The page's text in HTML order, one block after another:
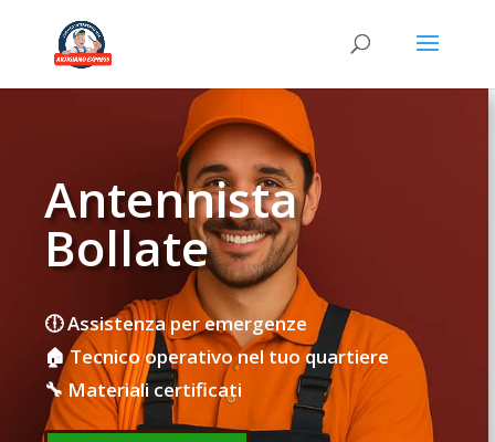
Antennista
Bollate
🕕 Assistenza per emergenze
🏠 Tecnico operativo nel tuo quartiere
🔧 Materiali certificati